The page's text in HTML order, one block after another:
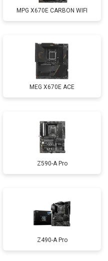
MPG X670E CARBON WIFI
MEG X670E ACE
Z590-A Pro
Z490-A Pro